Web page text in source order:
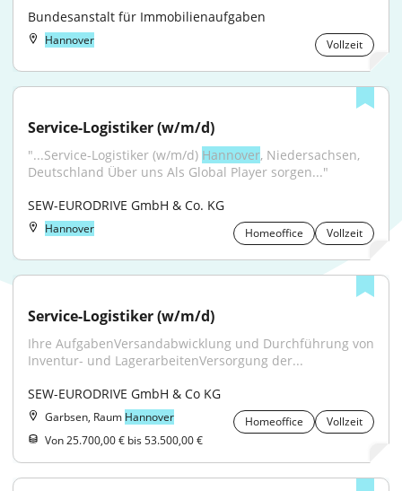
Bundesanstalt für Immobilienaufgaben
Hannover Vollzeit
Service-Logistiker (w/m/d)
"...Service-Logistiker (w/m/d) Hannover, Niedersachsen,
Deutschland Über uns Als Global Player sorgen..."
SEW-EURODRIVE GmbH & Co. KG
Hannover Homeoffice Vollzeit
Service-Logistiker (w/m/d)
Ihre AufgabenVersandabwicklung und Durchführung von
Inventur- und LagerarbeitenVersorgung der...
SEW-EURODRIVE GmbH & Co KG
Garbsen, Raum Hannover Homeoffice
Vollzeit
Von 25.700,00 € bis 53.500,00 €